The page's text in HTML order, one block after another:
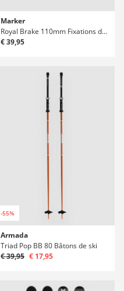
Marker
Royal Brake 110mm Fixations de ski
€ 39,95
-55%
Armada
Triad Pop BB 80 Bâtons de ski
€ 39,95 € 17,95